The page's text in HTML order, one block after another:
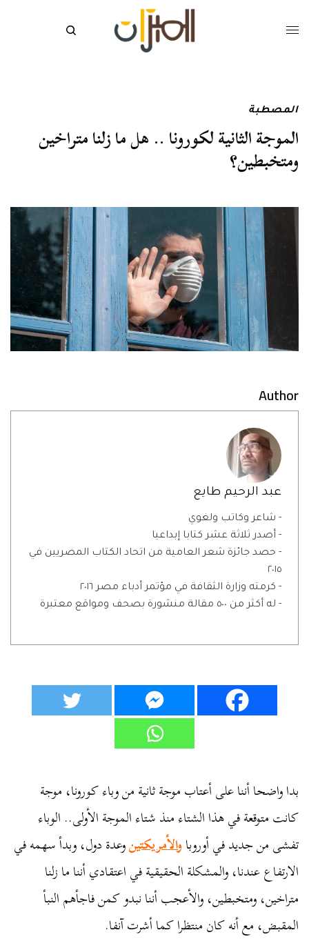
المصطبة
الموجة الثانية لكورونا .. هل ما زلنا متراخين
ومتخبطين؟
Author
عبد الرحيم طايع
- شاعر وكاتب ولغوي
- أصدر ثلاثة عشر كتابا إبداعيا
- حصد جائزة شعر العامية من اتحاد الكتاب المصريين في
٢٠١٥
- كرمته وزارة الثقافة في مؤتمر أدباء مصر ٢٠١٦
- له أكثر من ٥٠٠ مقالة منشورة بصحف ومواقع معتبرة
بدا واضحا أننا على أعتاب موجة ثانية من وباء كورونا، موجة
كانت متوقعة في هذا الشتاء منذ شتاء الموجة الأولى.. الوباء
تفشى من جديد في أوروباوالأمريكتينوعدة دول، وبدأ سهمه في
الارتفاع عندنا، والمشكلة الحقيقية في اعتقادي أننا ما زلنا
متراخين، ومتخبطين، والأعجب أننا نبدو كمن فاجأهم النبأ
المقبض، مع أنه كان منتظرا كما أشرت آنفا.